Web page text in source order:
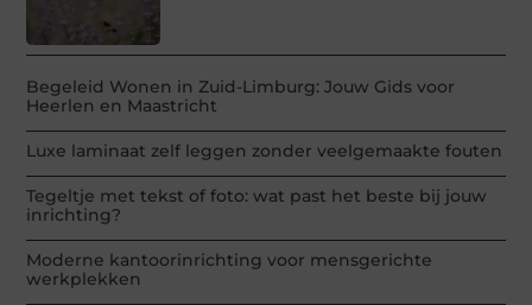
Begeleid Wonen in Zuid-Limburg: Jouw Gids voor
Heerlen en Maastricht
Luxe laminaat zelf leggen zonder veelgemaakte fouten
Tegeltje met tekst of foto: wat past het beste bij jouw
inrichting?
Moderne kantoorinrichting voor mensgerichte
werkplekken